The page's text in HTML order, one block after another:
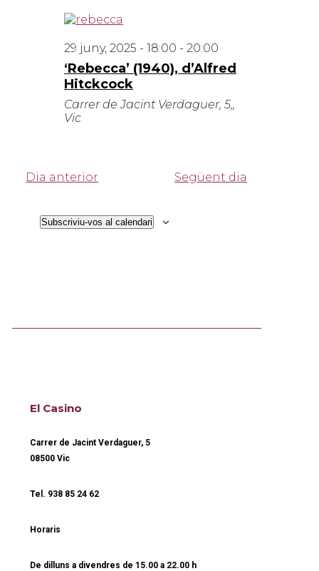
29 juny, 2025 - 18:00 -20:00
‘Rebecca’ (1940), d’Alfred
Hitckcock
Carrer de Jacint Verdaguer, 5,,
Vic
Dia anterior Següent dia
Subscriviu-vos al calendari
El Casino
Carrer de Jacint Verdaguer, 5
08500 Vic
Tel. 938 85 24 62
Horaris
De dilluns a divendres de 15.00 a 22.00 h